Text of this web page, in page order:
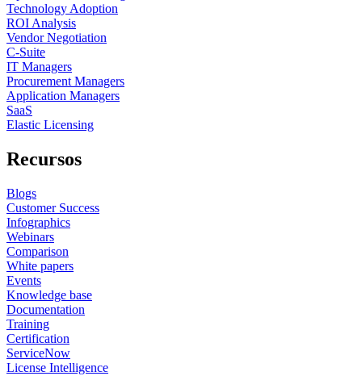
Technology Adoption
ROI Analysis
Vendor Negotiation
C-Suite
IT Managers
Procurement Managers
Application Managers
SaaS
Elastic Licensing
Recursos
Blogs
Customer Success
Infographics
Webinars
Comparison
White papers
Events
Knowledge base
Documentation
Training
Certification
ServiceNow
License Intelligence